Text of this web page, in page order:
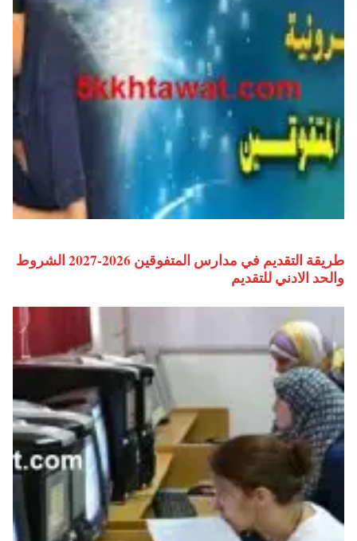
طريقة التقديم في مدارس المتفوقين 2026-2027 الشروط
والحد الادني للتقديم